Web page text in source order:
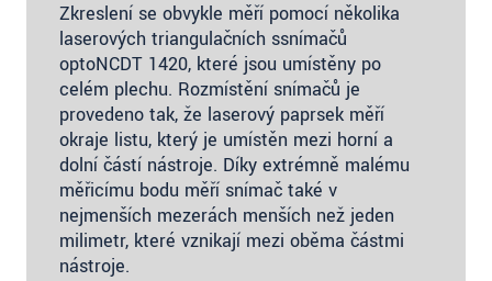
Zkreslení se obvykle měří pomocí několika
laserových triangulačních ssnímačů
optoNCDT 1420, které jsou umístěny po
celém plechu. Rozmístění snímačů je
provedeno tak, že laserový paprsek měří
okraje listu, který je umístěn mezi horní a
dolní částí nástroje. Díky extrémně malému
měřicímu bodu měří snímač také v
nejmenších mezerách menších než jeden
milimetr, které vznikají mezi oběma částmi
nástroje.